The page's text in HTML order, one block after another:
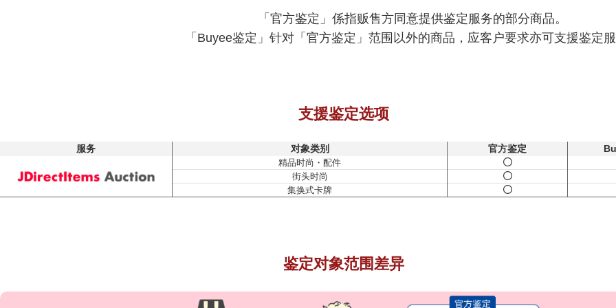
「官方鉴定」係指贩售方同意提供鉴定服务的部分商品。
「Buyee鉴定」针对「官方鉴定」范围以外的商品，应客户要求亦可支援鉴定服
支援鉴定选项
服务 对象类别 官方鉴定
精品时尚・配件
街头时尚
集换式卡牌
鉴定对象范围差异